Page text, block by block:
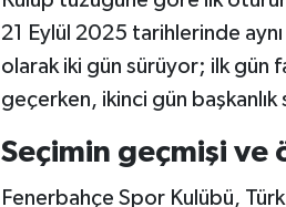
21 Eylül 2025 tarihlerinde
olarak iki gün sürüyor; ilk gün
geçerken, ikinci gün
Seçimin geçmişi ve
Fenerbahçe Spor Kulübü,